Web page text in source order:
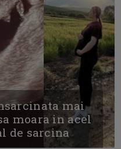
mai
moara in acel
de sarcina